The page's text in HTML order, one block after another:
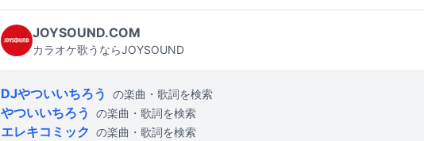
JOYSOUND.COM
カラオケ歌うならJOYSOUND
DJやついいちろう の楽曲・歌詞を検索
やついいちろう の楽曲・歌詞を検索
エレキコミック の楽曲・歌詞を検索